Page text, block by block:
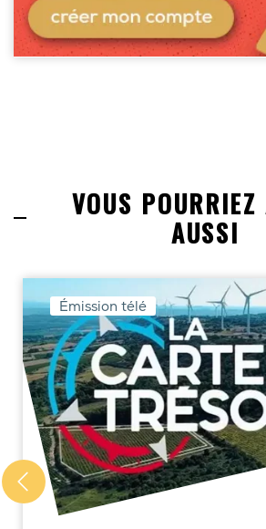
VOUS
AUSSI
Émission télé